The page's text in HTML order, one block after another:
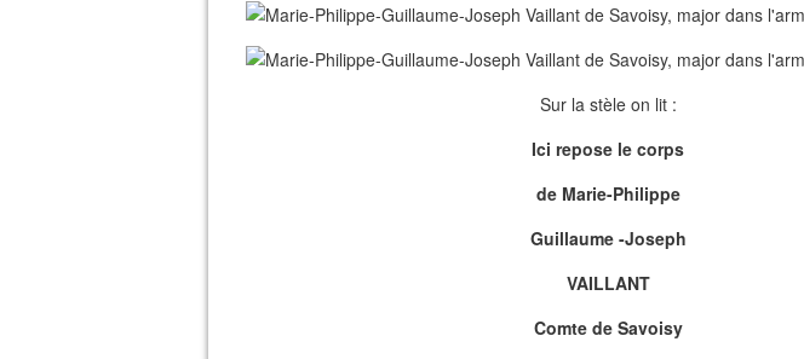
Sur la stèle on lit :
Ici repose le corps
de Marie-Philippe
Guillaume -Joseph
VAILLANT
Comte de Savoisy